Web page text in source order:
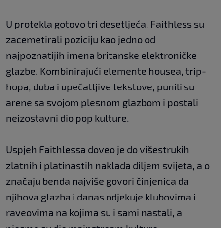
U protekla gotovo tri desetljeća, Faithless su
zacemetirali poziciju kao jedno od
najpoznatijih imena britanske elektroničke
glazbe. Kombinirajući elemente housea, trip-
hopa, duba i upečatljive tekstove, punili su
arene sa svojom plesnom glazbom i postali
neizostavni dio pop kulture.
Uspjeh Faithlessa doveo je do višestrukih
zlatnih i platinastih naklada diljem svijeta, a o
značaju benda najviše govori činjenica da
njihova glazba i danas odjekuje klubovima i
raveovima na kojima su i sami nastali, a